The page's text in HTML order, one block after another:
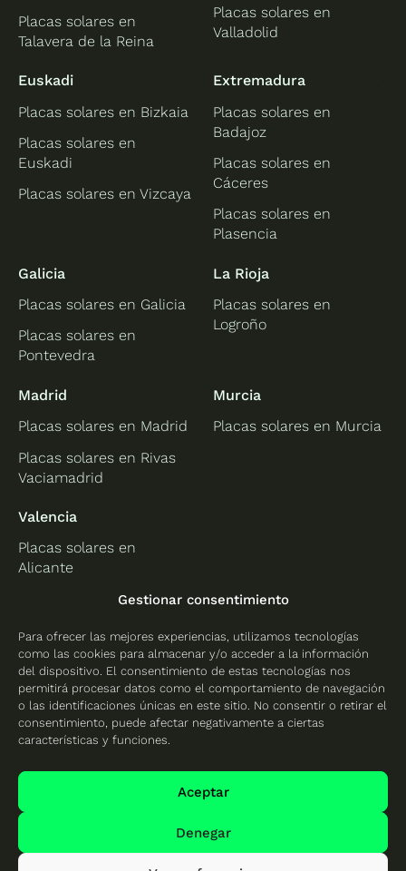
Gestionar consentimiento
Para ofrecer las mejores experiencias, utilizamos tecnologías
como las cookies para almacenar y/o acceder a la información
del dispositivo. El consentimiento de estas tecnologías nos
permitirá procesar datos como el comportamiento de navegación
o las identificaciones únicas en este sitio. No consentir o retirar el
consentimiento, puede afectar negativamente a ciertas
características y funciones.
Aceptar
Denegar
Placas solares en
Talavera de la Reina
Placas solares en
Valladolid
Euskadi
Placas solares en Bizkaia
Placas solares en
Euskadi
Placas solares en Vizcaya
Extremadura
Placas solares en
Badajoz
Placas solares en
Cáceres
Placas solares en
Plasencia
Galicia
Placas solares en Galicia
Placas solares en
Pontevedra
La Rioja
Placas solares en
Logroño
Madrid
Placas solares en Madrid
Placas solares en Rivas
Vaciamadrid
Murcia
Placas solares en Murcia
Valencia
Placas solares en
Alicante
Placas solares en
Placas solares en
Valencia
Mapa del sitio